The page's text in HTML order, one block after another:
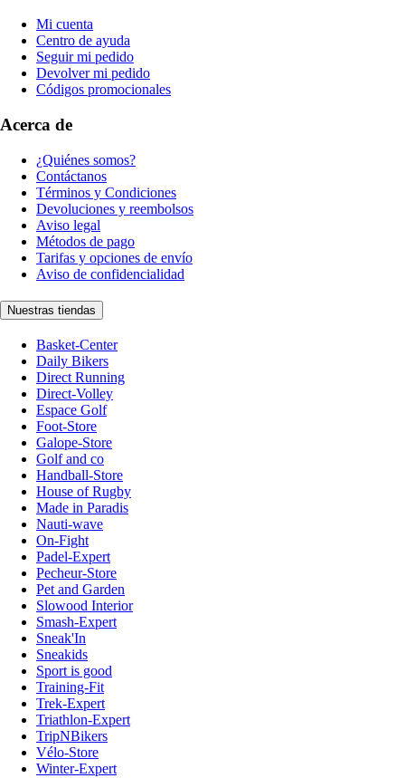
Mi cuenta
Centro de ayuda
Seguir mi pedido
Devolver mi pedido
Códigos promocionales
Acerca de
¿Quiénes somos?
Contáctanos
Términos y Condiciones
Devoluciones y reembolsos
Aviso legal
Métodos de pago
Tarifas y opciones de envío
Aviso de confidencialidad
Nuestras tiendas
Basket-Center
Daily Bikers
Direct Running
Direct-Volley
Espace Golf
Foot-Store
Galope-Store
Golf and co
Handball-Store
House of Rugby
Made in Paradis
Nauti-wave
On-Fight
Padel-Expert
Pecheur-Store
Pet and Garden
Slowood Interior
Smash-Expert
Sneak'In
Sneakids
Sport is good
Training-Fit
Trek-Expert
Triathlon-Expert
TripNBikers
Vélo-Store
Winter-Expert